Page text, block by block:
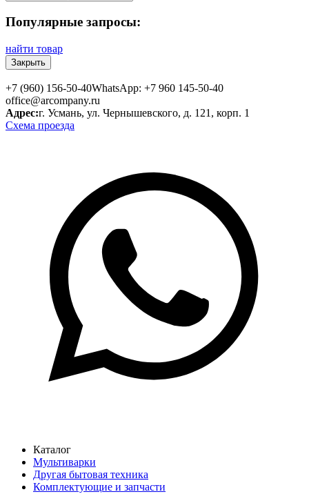
Популярные запросы:
найти товар
Закрыть
+7 (960) 156-50-40WhatsApp: +7 960 145-50-40
office@arcompany.ru
Адрес:г. Усмань, ул. Чернышевского, д. 121, корп. 1
Схема проезда
Каталог
Мультиварки
Другая бытовая техника
Комплектующие и запчасти